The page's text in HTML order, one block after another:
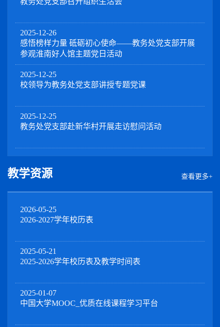
2025-12-26
感悟榜样力量 砥砺初心使命——教务处党支部开展
参观淮南好人馆主题党日活动
2025-12-25
校领导为教务处党支部讲授专题党课
2025-12-25
教务处党支部赴新华村开展走访慰问活动
教学资源 查看更多+
2026-05-25
2026-2027学年校历表
2025-05-21
2025-2026学年校历表及教学时间表
2025-01-07
中国大学MOOC_优质在线课程学习平台